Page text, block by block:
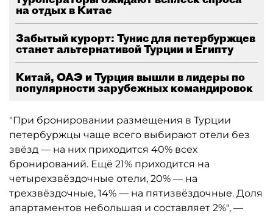
на отдых в Китае
Забытый курорт: Тунис для петербуржцев
станет альтернативой Турции и Египту
Китай, ОАЭ и Турция вышли в лидеры по
популярности зарубежных командировок
"При бронировании размещения в Турции
петербуржцы чаще всего выбирают отели без
звёзд — на них приходится 40% всех
бронирований. Ещё 21% приходится на
четырехзвёздочные отели, 20% — на
трехзвёздочные, 14% — на пятизвёздочные. Доля
апартаментов небольшая и составляет 2%", —